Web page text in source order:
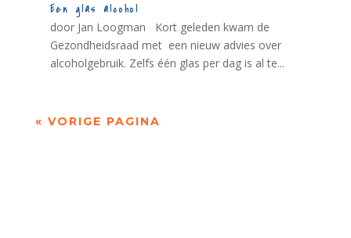
Een glas alcohol
door Jan Loogman Kort geleden kwam de
Gezondheidsraad met een nieuw advies over
alcoholgebruik. Zelfs één glas per dag is al te...
« VORIGE PAGINA